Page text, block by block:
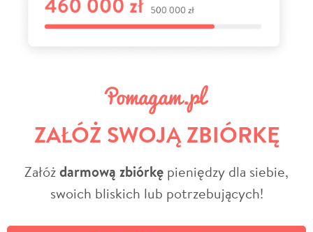
ZAŁÓŻ SWOJĄ ZBIÓRKĘ
Załóżdarmową zbiórkę pieniędzy dla siebie,
swoich bliskich lub potrzebujących!